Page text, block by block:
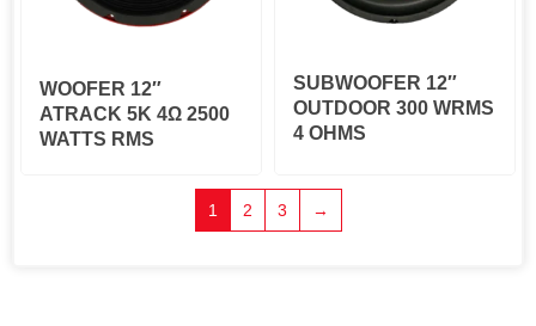
WOOFER 12″
ATRACK 5K 4Ω 2500
WATTS RMS
SUBWOOFER 12″
OUTDOOR 300 WRMS
4 OHMS
1 2 3 →